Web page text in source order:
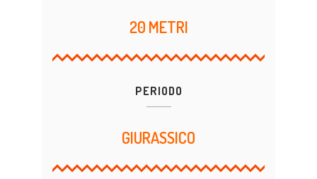
20 METRI
PERIODO
GIURASSICO